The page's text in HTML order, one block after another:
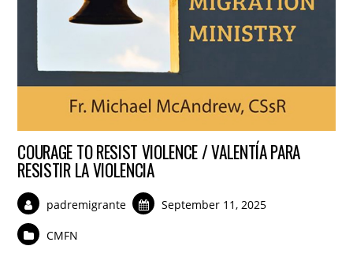
COURAGE TO RESIST VIOLENCE / VALENTÍA PARA
RESISTIR LA VIOLENCIA
padremigrante September 11, 2025
CMFN